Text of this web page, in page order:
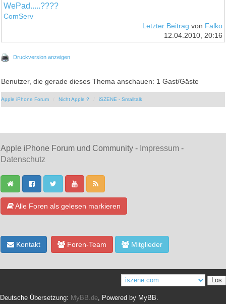
WePad.....????
ComServ
Letzter Beitrag von Falko
12.04.2010, 20:16
Druckversion anzeigen
Benutzer, die gerade dieses Thema anschauen: 1 Gast/Gäste
Apple iPhone Forum Nicht Apple ? iSZENE - Smalltalk
Apple iPhone Forum und Community - Impressum -
Datenschutz
Alle Foren als gelesen markieren
Kontakt Foren-Team Mitglieder
Deutsche Übersetzung: MyBB.de , Powered by MyBB